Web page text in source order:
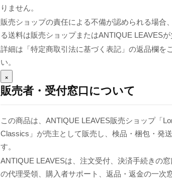
りません。
販売ショップの責任による不備が認められる場合
る送料は販売ショップまたはANTIQUE LEAVESが
詳細は「特定商取引法に基づく表記」の返品欄を
い。
×
販売者・受付窓口について
この商品は、ANTIQUE LEAVES販売ショップ「
Classics」が売主として販売し、検品・梱包・発
す。
ANTIQUE LEAVESは、注文受付、決済手続きの
の代理受領、購入者サポート、返品・返金の一次